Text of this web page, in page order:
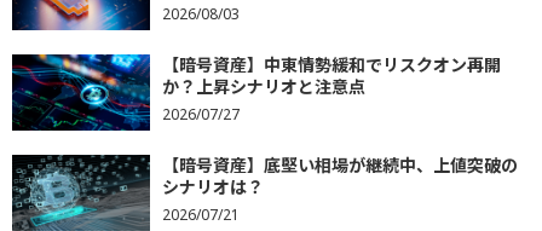
2026/08/03
【暗号資産】中東情勢緩和でリスクオン再開
か？上昇シナリオと注意点
2026/07/27
【暗号資産】底堅い相場が継続中、上値突破の
シナリオは？
2026/07/21